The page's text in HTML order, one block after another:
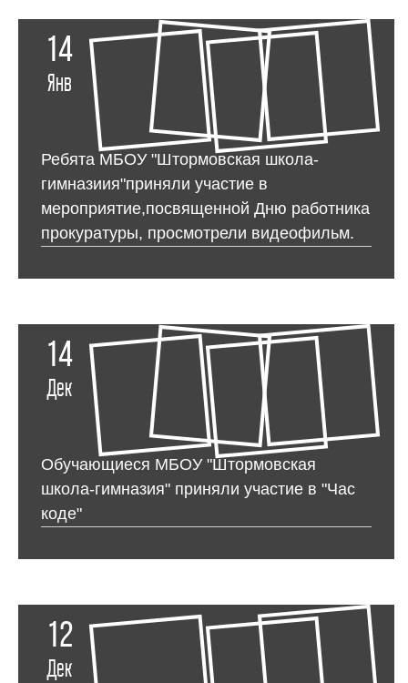
14
Янв
Ребята МБОУ "Штормовская школа-
гимназиия"приняли участие в
мероприятие,посвященной Дню работника
прокуратуры, просмотрели видеофильм.
14
Дек
Обучающиеся МБОУ "Штормовская
школа-гимназия" приняли участие в "Час
коде"
12
Дек